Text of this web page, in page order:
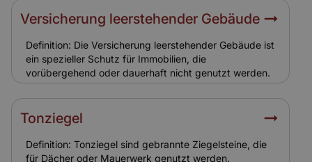
Versicherung leerstehender Gebäude
Definition: Die Versicherung leerstehender Gebäude ist
ein spezieller Schutz für Immobilien, die
vorübergehend oder dauerhaft nicht genutzt werden.
Hintergrund: Leerstehende Ensemble-Gebäude sind
stärker gefährdet durch Vandalismus, Einbruch,
Brandstiftung oder Frostschäden. Relevanz für
Versicherung: Standardpolicen greifen oft nicht. Eine
spezielle Leerstandsversicherung ist notwendig, um
Schutzlücken zu vermeiden.
Tonziegel
Definition: Tonziegel sind gebrannte Ziegelsteine, die
für Dächer oder Mauerwerk genutzt werden.